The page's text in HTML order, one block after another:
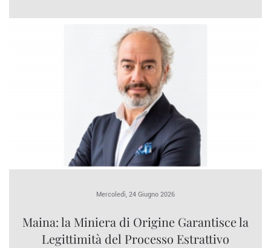
Mercoledì, 24 Giugno 2026
Maina: la Miniera di Origine Garantisce la
Legittimità del Processo Estrattivo